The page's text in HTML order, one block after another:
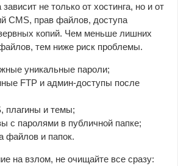
не только от хостинга, но и от
CMS, прав файлов, доступа
копий. Чем меньше лишних
тем ниже риск проблемы.
уникальные пароли;
FTP и админ-доступы после
плагины и темы;
с паролями в публичной папке;
файлов и папок.
на взлом, не очищайте все сразу: